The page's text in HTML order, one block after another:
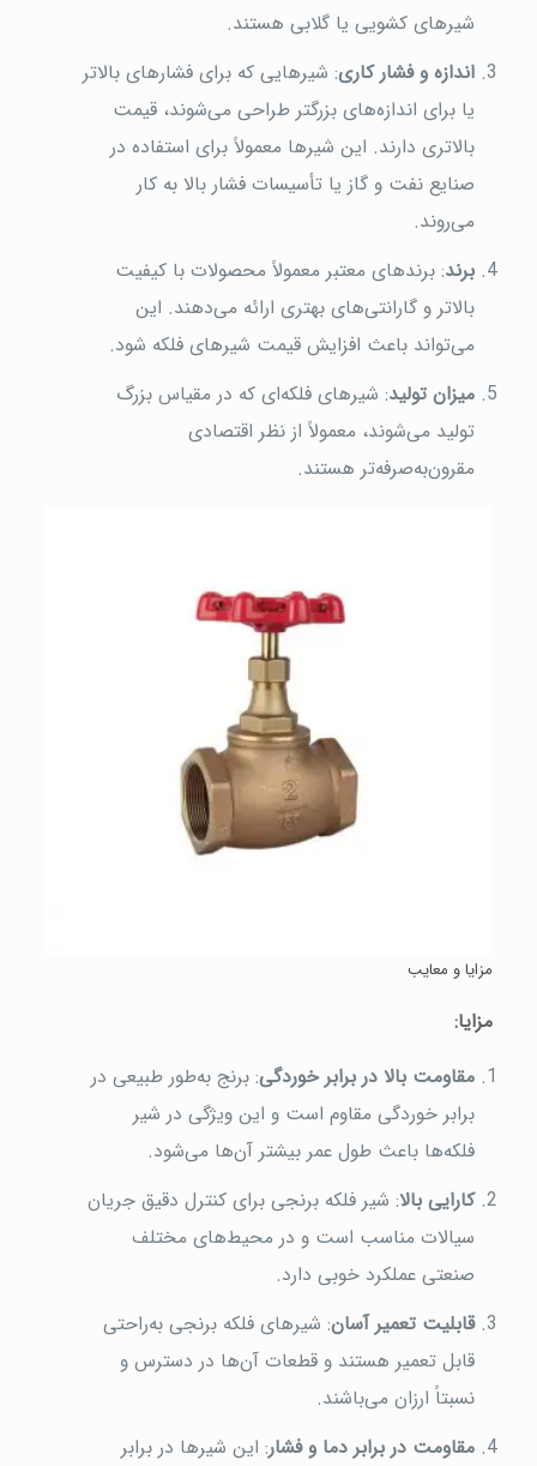
شیرهای کشویی یا گلابی هستند.
اندازه و فشار کاری: شیرهایی که برای فشارهای بالاتر
یا برای اندازه‌های بزرگتر طراحی می‌شوند، قیمت
بالاتری دارند. این شیرها معمولاً برای استفاده در
صنایع نفت و گاز یا تأسیسات فشار بالا به کار
می‌روند.
برند: برندهای معتبر معمولاً محصولات با کیفیت
بالاتر و گارانتی‌های بهتری ارائه می‌دهند. این
می‌تواند باعث افزایش قیمت شیرهای فلکه شود.
میزان تولید: شیرهای فلکه‌ای که در مقیاس بزرگ
تولید می‌شوند، معمولاً از نظر اقتصادی
مقرون‌به‌صرفه‌تر هستند.
مزایا و معایب
مزایا:
مقاومت بالا در برابر خوردگی: برنج به‌طور طبیعی در
برابر خوردگی مقاوم است و این ویژگی در شیر
فلکه‌ها باعث طول عمر بیشتر آن‌ها می‌شود.
کارایی بالا: شیر فلکه برنجی برای کنترل دقیق جریان
سیالات مناسب است و در محیط‌های مختلف
صنعتی عملکرد خوبی دارد.
قابلیت تعمیر آسان: شیرهای فلکه برنجی به‌راحتی
قابل تعمیر هستند و قطعات آن‌ها در دسترس و
نسبتاً ارزان می‌باشند.
مقاومت در برابر دما و فشار: این شیرها در برابر